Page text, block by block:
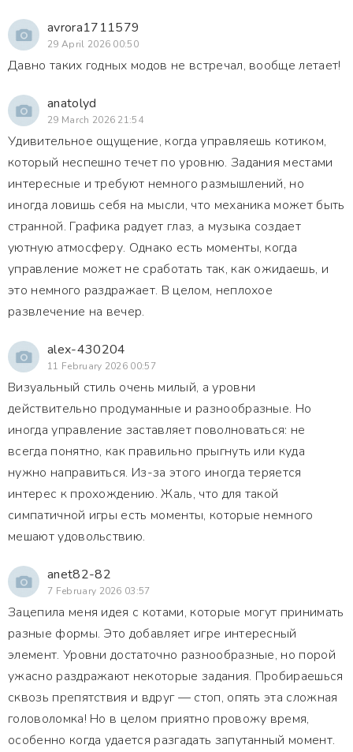
avrora1711579
29 April 2026 00:50
Давно таких годных модов не встречал, вообще летает!
anatolyd
29 March 2026 21:54
Удивительное ощущение, когда управляешь котиком,
который неспешно течет по уровню. Задания местами
интересные и требуют немного размышлений, но
иногда ловишь себя на мысли, что механика может быть
странной. Графика радует глаз, а музыка создает
уютную атмосферу. Однако есть моменты, когда
управление может не сработать так, как ожидаешь, и
это немного раздражает. В целом, неплохое
развлечение на вечер.
alex-430204
11 February 2026 00:57
Визуальный стиль очень милый, а уровни
действительно продуманные и разнообразные. Но
иногда управление заставляет поволноваться: не
всегда понятно, как правильно прыгнуть или куда
нужно направиться. Из-за этого иногда теряется
интерес к прохождению. Жаль, что для такой
симпатичной игры есть моменты, которые немного
мешают удовольствию.
anet82-82
7 February 2026 03:57
Зацепила меня идея с котами, которые могут принимать
разные формы. Это добавляет игре интересный
элемент. Уровни достаточно разнообразные, но порой
ужасно раздражают некоторые задания. Пробираешься
сквозь препятствия и вдруг — стоп, опять эта сложная
головоломка! Но в целом приятно провожу время,
особенно когда удается разгадать запутанный момент.